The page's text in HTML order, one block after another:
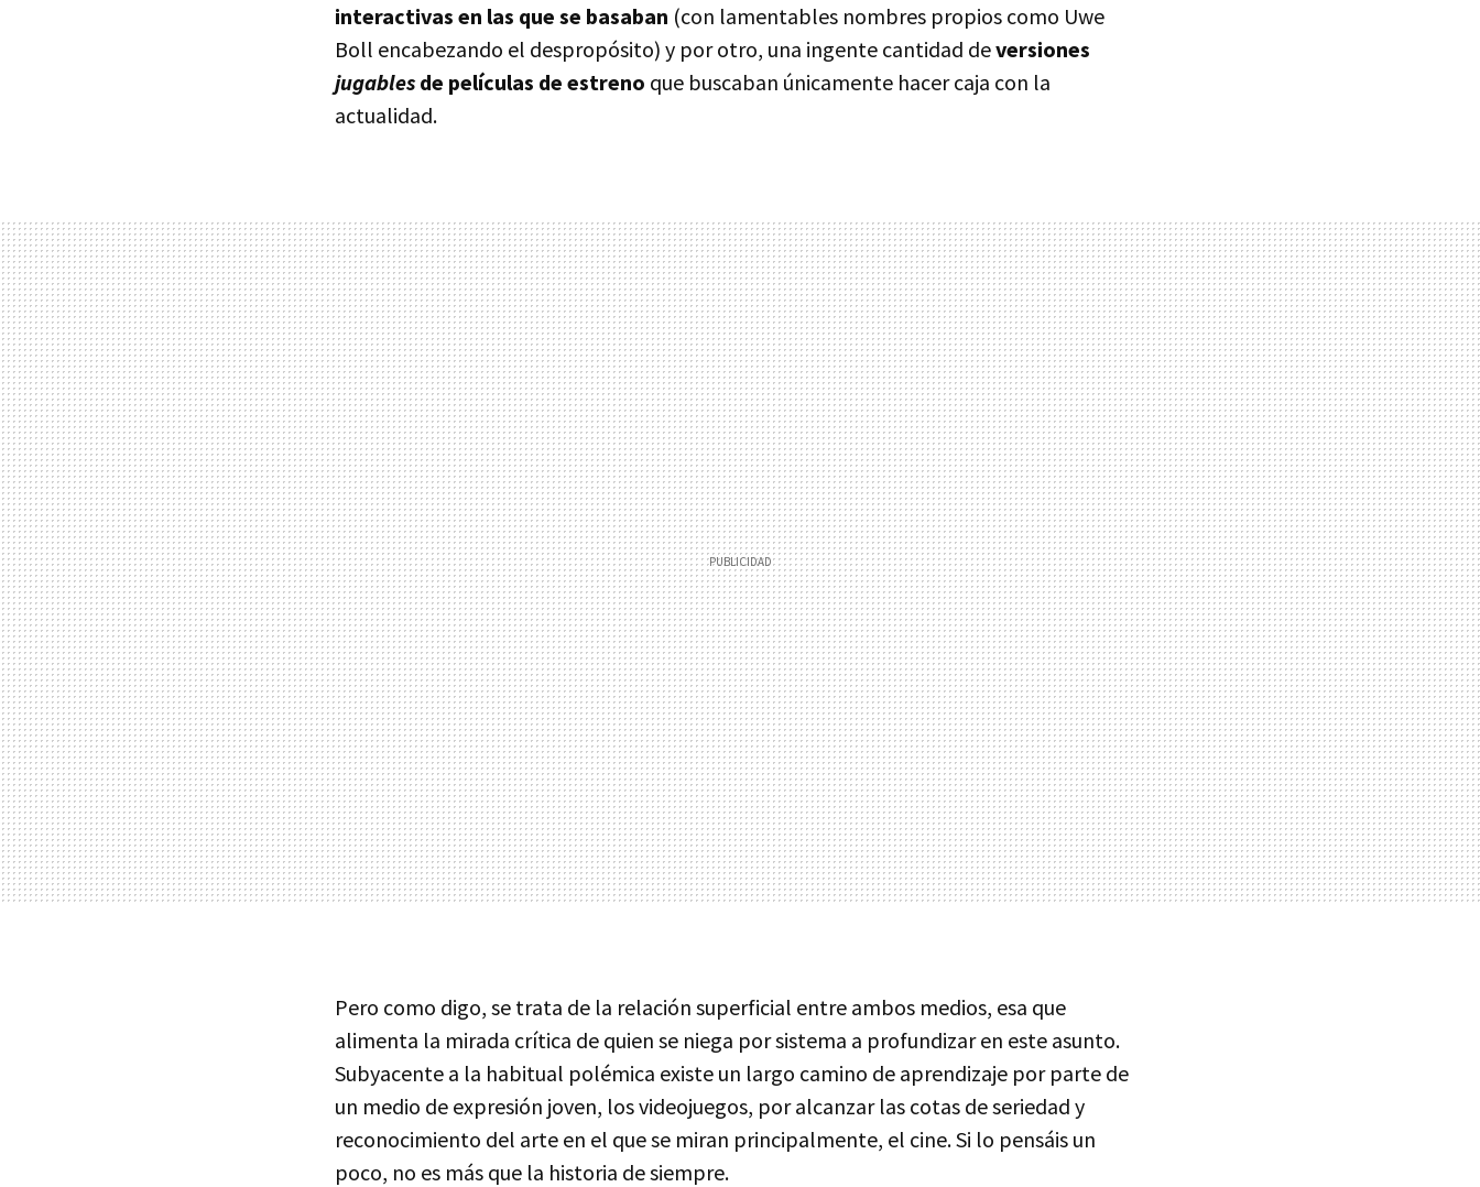
interactivas en las que se basaban (con lamentables nombres propios como Uwe
Boll encabezando el despropósito) y por otro, una ingente cantidad deversiones
jugables de películas de estreno que buscaban únicamente hacer caja con la
actualidad.
Pero como digo, se trata de la relación superficial entre ambos medios, esa que
alimenta la mirada crítica de quien se niega por sistema a profundizar en este asunto.
Subyacente a la habitual polémica existe un largo camino de aprendizaje por parte de
un medio de expresión joven, los videojuegos, por alcanzar las cotas de seriedad y
reconocimiento del arte en el que se miran principalmente, el cine. Si lo pensáis un
poco, no es más que la historia de siempre.